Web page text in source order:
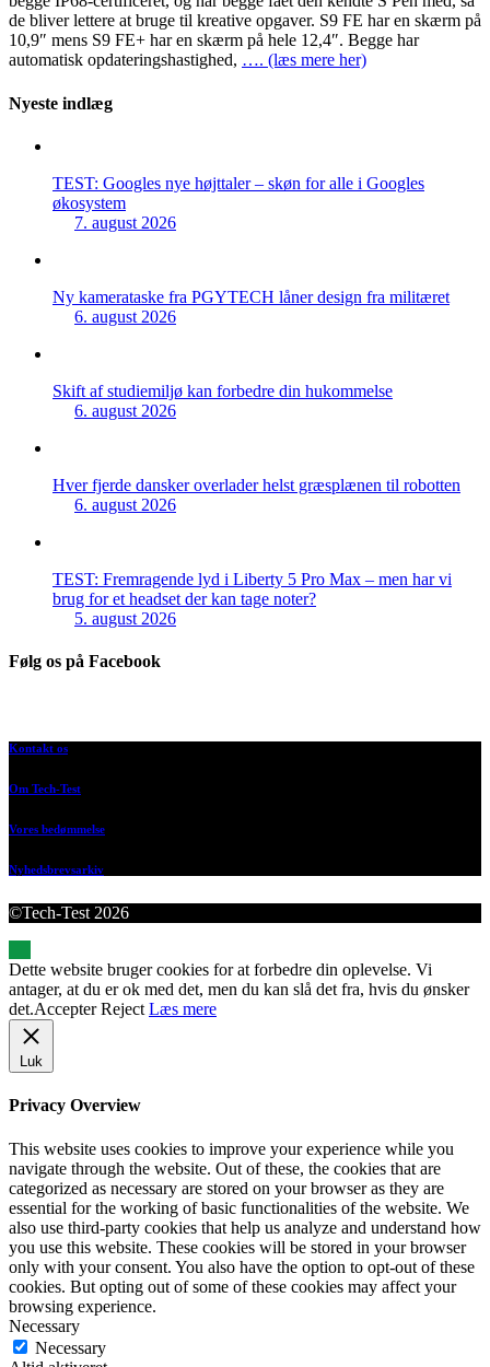
de bliver lettere at bruge til kreative opgaver. S9 FE har en skærm på
10,9″ mens S9 FE+ har en skærm på hele 12,4″. Begge har
automatisk opdateringshastighed, …. (læs mere her)
Nyeste indlæg
TEST: Googles nye højttaler – skøn for alle i Googles
økosystem
7. august 2026
Ny kamerataske fra PGYTECH låner design fra militæret
6. august 2026
Skift af studiemiljø kan forbedre din hukommelse
6. august 2026
Hver fjerde dansker overlader helst græsplænen til robotten
6. august 2026
TEST: Fremragende lyd i Liberty 5 Pro Max – men har vi
brug for et headset der kan tage noter?
5. august 2026
Følg os på Facebook
Kontakt os
Om Tech-Test
Vores bedømmelse
Nyhedsbrevsarkiv
©Tech-Test 2026
Dette website bruger cookies for at forbedre din oplevelse. Vi
antager, at du er ok med det, men du kan slå det fra, hvis du ønsker
det.Accepter Reject Læs mere
Luk
Privacy Overview
This website uses cookies to improve your experience while you
navigate through the website. Out of these, the cookies that are
categorized as necessary are stored on your browser as they are
essential for the working of basic functionalities of the website. We
also use third-party cookies that help us analyze and understand how
you use this website. These cookies will be stored in your browser
only with your consent. You also have the option to opt-out of these
cookies. But opting out of some of these cookies may affect your
browsing experience.
Necessary
Necessary